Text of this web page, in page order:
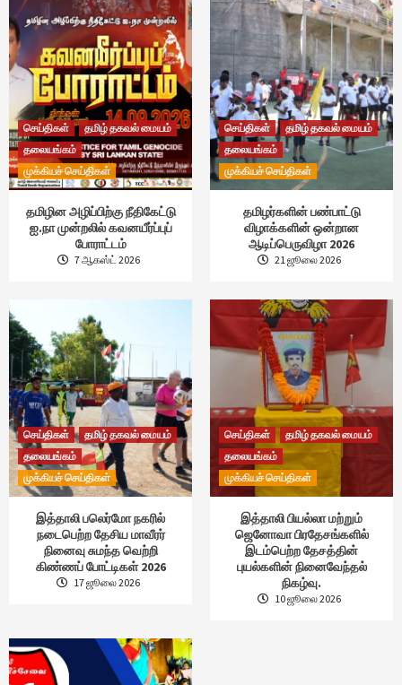
செய்திகள்
தமிழ் தகவல் மையம்
தலையங்கம்
முக்கியச் செய்திகள்
தமிழின அழிப்பிற்கு நீதிகேட்டு
ஐ.நா முன்றலில் கவனயீர்ப்புப்
போராட்டம்
7 ஆகஸ்ட் 2026
செய்திகள்
தமிழ் தகவல் மையம்
தலையங்கம்
முக்கியச் செய்திகள்
தமிழர்களின் பண்பாட்டு
விழாக்களின் ஒன்றான
ஆடிப்பெருவிழா 2026
21 ஜூலை 2026
செய்திகள்
தமிழ் தகவல் மையம்
தலையங்கம்
முக்கியச் செய்திகள்
இத்தாலி பலெர்மோ நகரில்
நடைபெற்ற தேசிய மாவீரர்
நினைவு சுமந்த வெற்றி
கிண்ணப் போட்டிகள் 2026
17 ஜூலை 2026
செய்திகள்
தமிழ் தகவல் மையம்
தலையங்கம்
முக்கியச் செய்திகள்
இத்தாலி பியல்லா மற்றும்
ஜெனோவா பிரதேசங்களில்
இடம்பெற்ற தேசத்தின்
புயல்களின் நினைவேந்தல்
நிகழ்வு.
10 ஜூலை 2026